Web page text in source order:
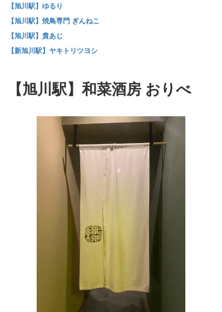
【旭川駅】ゆるり
【旭川駅】焼鳥専門 ぎんねこ
【旭川駅】貴あじ
【新旭川駅】ヤキトリツヨシ
【旭川駅】和菜酒房 おりべ